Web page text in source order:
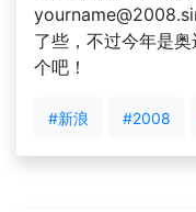
了些，不过今年是
个吧！
#新浪 #2008